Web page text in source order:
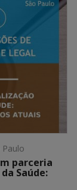
parceria
Saúde: